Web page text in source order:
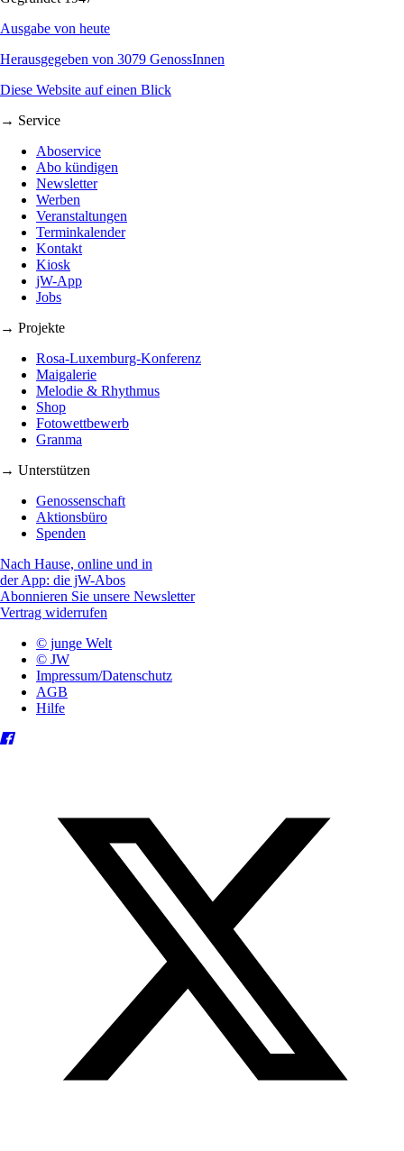
Ausgabe von heute
Herausgegeben von 3079 GenossInnen
Diese Website auf einen Blick
→ Service
Aboservice
Abo kündigen
Newsletter
Werben
Veranstaltungen
Terminkalender
Kontakt
Kiosk
jW-App
Jobs
→ Projekte
Rosa-Luxemburg-Konferenz
Maigalerie
Melodie & Rhythmus
Shop
Fotowettbewerb
Granma
→ Unterstützen
Genossenschaft
Aktionsbüro
Spenden
Nach Hause, online und in
der App: die jW-Abos
Abonnieren Sie unsere Newsletter
Vertrag widerrufen
© junge Welt
© JW
Impressum/Datenschutz
AGB
Hilfe